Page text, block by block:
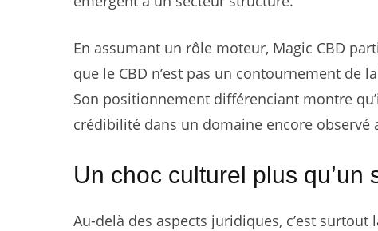
En assumant un rôle moteur, Magic CBD
que le CBD n’est pas un contournement
Son positionnement différenciant montre
crédibilité dans un domaine encore observé
Un choc culturel plus qu’un
Au-delà des aspects juridiques, c’est